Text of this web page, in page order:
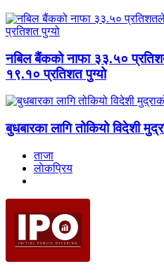
नबिल बैंकको नाफा ३३.५०
१९.१० प्रतिशत पुग्यो
बुधबारका लागि तोकियो विदेशी
ताजा
लाेकप्रिय